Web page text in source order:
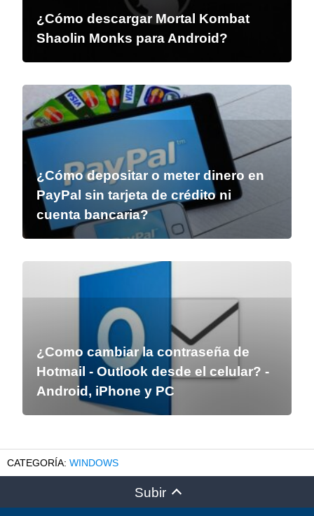
¿Cómo descargar Mortal Kombat
Shaolin Monks para Android?
¿Cómo depositar o meter dinero en
PayPal sin tarjeta de crédito ni
cuenta bancaria?
¿Como cambiar la contraseña de
Hotmail - Outlook desde el celular? -
Android, iPhone y PC
WINDOWS
Subir